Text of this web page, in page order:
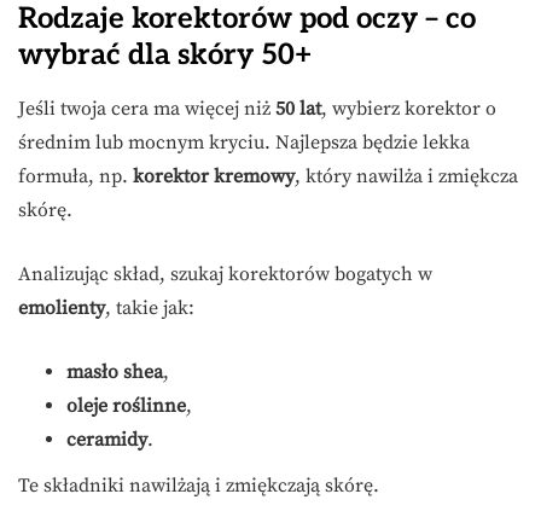
Rodzaje korektorów pod oczy – co
wybrać dla skóry 50+
Jeśli twoja cera ma więcej niż 50 lat, wybierz korektor o
średnim lub mocnym kryciu. Najlepsza będzie lekka
formuła, np. korektor kremowy, który nawilża i zmiękcza
skórę.
Analizując skład, szukaj korektorów bogatych w
emolienty, takie jak:
masło shea,
oleje roślinne,
ceramidy.
Te składniki nawilżają i zmiękczają skórę.